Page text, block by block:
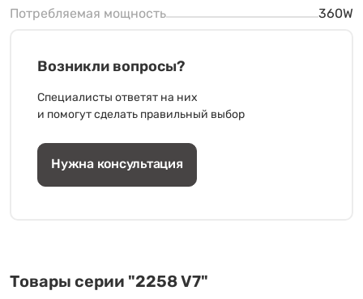
Потребляемая мощность 360W
Возникли вопросы?
Специалисты ответят на них
и помогут сделать правильный выбор
Нужна консультация
Товары серии "2258 V7"